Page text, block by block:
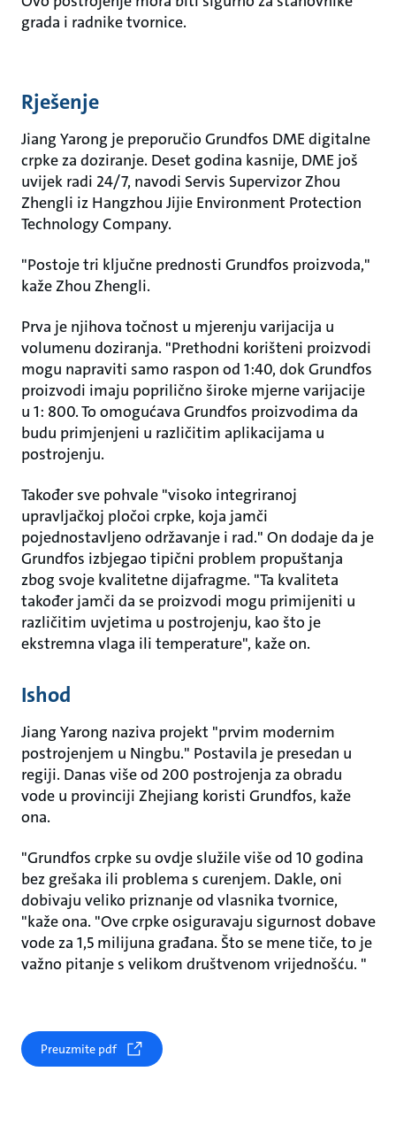
grada i radnike tvornice.
Rješenje
Jiang Yarong je preporučio Grundfos DME digitalne
crpke za doziranje. Deset godina kasnije, DME još
uvijek radi 24/7, navodi Servis Supervizor Zhou
Zhengli iz Hangzhou Jijie Environment Protection
Technology Company.
"Postoje tri ključne prednosti Grundfos proizvoda,"
kaže Zhou Zhengli.
Prva je njihova točnost u mjerenju varijacija u
volumenu doziranja. "Prethodni korišteni proizvodi
mogu napraviti samo raspon od 1:40, dok Grundfos
proizvodi imaju poprilično široke mjerne varijacije
u 1: 800. To omogućava Grundfos proizvodima da
budu primjenjeni u različitim aplikacijama u
postrojenju.
Također sve pohvale "visoko integriranoj
upravljačkoj pločoi crpke, koja jamči
pojednostavljeno održavanje i rad." On dodaje da je
Grundfos izbjegao tipični problem propuštanja
zbog svoje kvalitetne dijafragme. "Ta kvaliteta
također jamči da se proizvodi mogu primijeniti u
različitim uvjetima u postrojenju, kao što je
ekstremna vlaga ili temperature", kaže on.
Ishod
Jiang Yarong naziva projekt "prvim modernim
postrojenjem u Ningbu." Postavila je presedan u
regiji. Danas više od 200 postrojenja za obradu
vode u provinciji Zhejiang koristi Grundfos, kaže
ona.
"Grundfos crpke su ovdje služile više od 10 godina
bez grešaka ili problema s curenjem. Dakle, oni
dobivaju veliko priznanje od vlasnika tvornice,
"kaže ona. "Ove crpke osiguravaju sigurnost dobave
vode za 1,5 milijuna građana. Što se mene tiče, to je
važno pitanje s velikom društvenom vrijednošću. "
Preuzmite pdf